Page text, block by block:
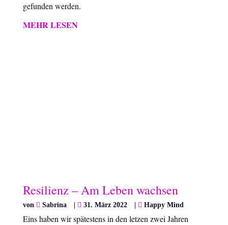
gefunden werden.
MEHR LESEN
Resilienz – Am Leben wachsen
von Sabrina 31. März 2022 Happy Mind
Eins haben wir spätestens in den letzen zwei Jahren